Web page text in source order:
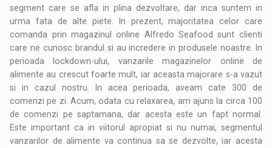
segment care se afla in plina dezvoltare, dar inca suntem in
urma fata de alte piete. In prezent, majoritatea celor care
comanda prin magazinul online Alfredo Seafood sunt clienti
care ne cunosc brandul si au incredere in produsele noastre. In
perioada lockdown-ului, vanzarile magazinelor online de
alimente au crescut foarte mult, iar aceasta majorare s-a vazut
si in cazul nostru. In acea perioada, aveam cate 300 de
comenzi pe zi. Acum, odata cu relaxarea, am ajuns la circa 100
de comenzi pe saptamana, dar acesta este un fapt normal.
Este important ca in viitorul apropiat si nu numai, segmentul
vanzarilor de alimente va continua sa se dezvolte, iar acesta